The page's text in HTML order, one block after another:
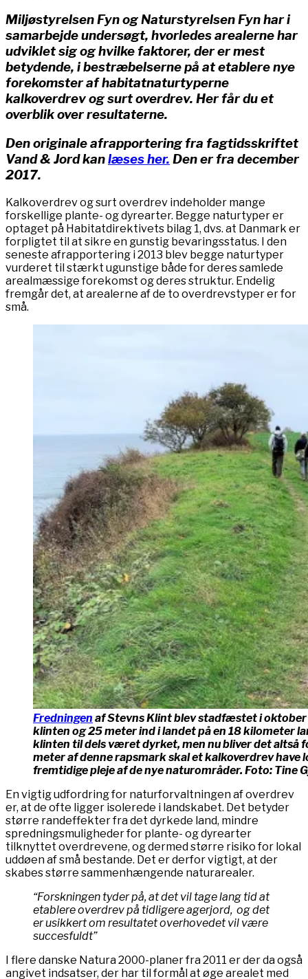
Miljøstyrelsen Fyn og Naturstyrelsen Fyn har i
samarbejde undersøgt, hvorledes arealerne har
udviklet sig og hvilke faktorer, der er mest
betydende, i bestræbelserne på at etablere nye
forekomster af habitatnaturtyperne
kalkoverdrev og surt overdrev. Her får du et
overblik over resultaterne.
Den originale afrapportering fra fagtidsskriftet
Vand & Jord kanlæses her. Den er fra december
2017.
Kalkoverdrev og surt overdrev indeholder mange
forskellige plante- og dyrearter. Begge naturtyper er
optaget på Habitatdirektivets bilag 1, dvs. at Danmark er
forpligtet til at sikre en gunstig bevaringsstatus. I den
seneste afrapportering i 2013 blev begge naturtyper
vurderet til stærkt ugunstige både for deres samlede
arealmæssige forekomst og deres struktur. Endelig
fremgår det, at arealerne af de to overdrevstyper er for
små.
Fredningen af Stevns Klint blev stadfæstet i oktober
klinten og 25 meter ind i landet på en 18 kilometer
klinten til dels været dyrket, men nu bliver det altså
meter af denne rapsmark skal et kalkoverdrev have
fremtidige pleje af de nye naturområder. Foto: Tine
En vigtig udfordring for naturforvaltningen af overdrev
er, at de ofte ligger isolerede i landskabet. Det betyder
større randeffekter fra det dyrkede land, mindre
spredningsmuligheder for plante- og dyrearter
tilknyttet overdrevene, og dermed større risiko for lokal
uddøen af små bestande. Det er derfor vigtigt, at der
skabes større sammenhængende naturarealer.
“Forskningen tyder på, at det vil tage lang tid at
etablere overdrev på tidligere agerjord, og det
er usikkert om resultatet overhovedet vil være
succesfuldt”
I flere danske Natura 2000-planer fra 2011 er der da også
angivet indsatser, der har til formål at øge arealet med